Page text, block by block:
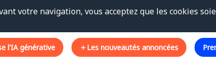
l'IA générative Les nouveautés annoncées
votre navigation, vous acceptez que les cookies